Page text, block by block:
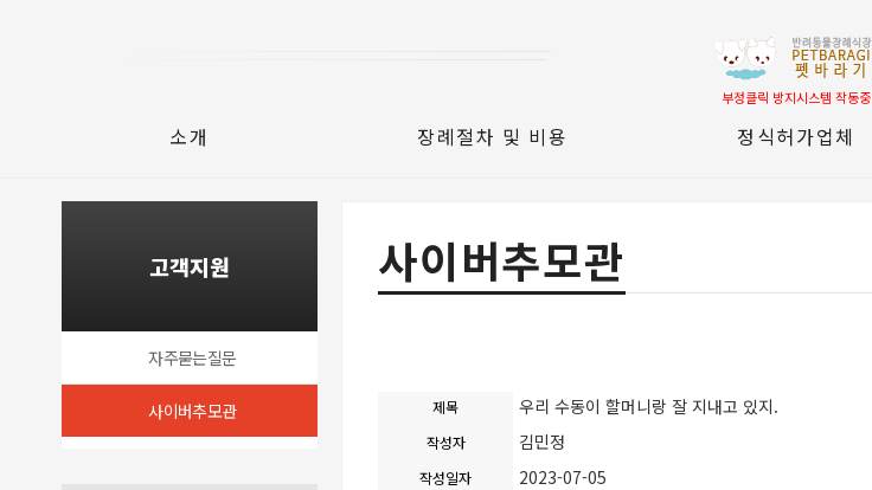
부정클릭 방지시스템 작동중
소개 장례절차 및 비용 정식허가업체
고객지원
자주묻는질문
사이버추모관
사이버추모관
제목 우리 수동이 할머니랑 잘 지내고 있지.
작성자 김민정
작성일자 2023-07-05